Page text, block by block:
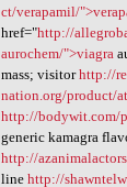
ct/verapamil/
href="http://
aurochem/">viagra
mass; visitorhttp://
nation.org/product/
http://bodywit.com/
generic kamagra
http://
line http://